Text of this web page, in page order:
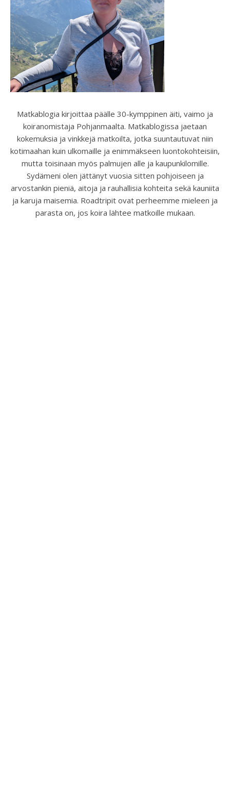
Matkablogia kirjoittaa päälle 30-kymppinen äiti, vaimo ja
koiranomistaja Pohjanmaalta. Matkablogissa jaetaan
kokemuksia ja vinkkejä matkoilta, jotka suuntautuvat niin
kotimaahan kuin ulkomaille ja enimmäkseen luontokohteisiin,
mutta toisinaan myös palmujen alle ja kaupunkilomille.
Sydämeni olen jättänyt vuosia sitten pohjoiseen ja
arvostankin pieniä, aitoja ja rauhallisia kohteita sekä kauniita
ja karuja maisemia. Roadtripit ovat perheemme mieleen ja
parasta on, jos koira lähtee matkoille mukaan.